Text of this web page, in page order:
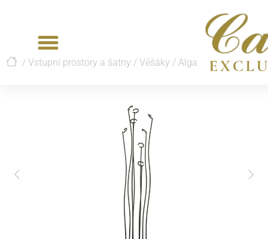
/ Vstupní prostory a šatny / Věšáky / Alga